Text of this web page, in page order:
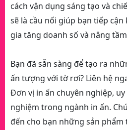
cách vận dụng sáng tạo và
sẽ là cầu nối giúp bạn tiếp
gia tăng doanh số và nâng
Bạn đã sẵn sàng để tạo ra
ấn tượng với tờ rơi? Liên hệ
Đơn vị in ấn chuyên nghiệp,
nghiệm trong ngành in ấn.
đến cho bạn những sản